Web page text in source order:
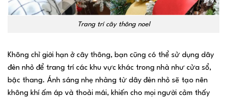
Trang trí cây thông noel
Không chỉ giới hạn ở cây thông, bạn cũng có thể sử dụng dây
đèn nhỏ để trang trí các khu vực khác trong nhà như cửa sổ,
bậc thang. Ánh sáng nhẹ nhàng từ dây đèn nhỏ sẽ tạo nên
không khí ấm áp và thoải mái, khiến cho mọi người cảm thấy